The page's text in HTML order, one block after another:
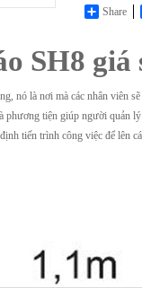
Share
SH8
nó là nơi mà các nhân viên
tiện giúp người quản
tiến trình công việc để lên